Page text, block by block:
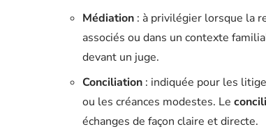
Médiation : à privilégier lorsque la
associés ou dans un contexte
devant un juge.
Conciliation : indiquée pour les
ou les créances modestes. Le
échanges de façon claire et directe.